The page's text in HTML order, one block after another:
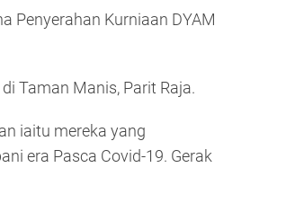
Penyerahan Kurniaan DYAM
Taman Manis, Parit Raja.
iaitu mereka yang
era Pasca Covid-19. Gerak